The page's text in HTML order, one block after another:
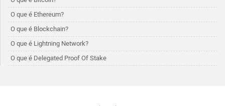
O que é Ethereum?
O que é Blockchain?
O que é Lightning Network?
O que é Delegated Proof Of Stake